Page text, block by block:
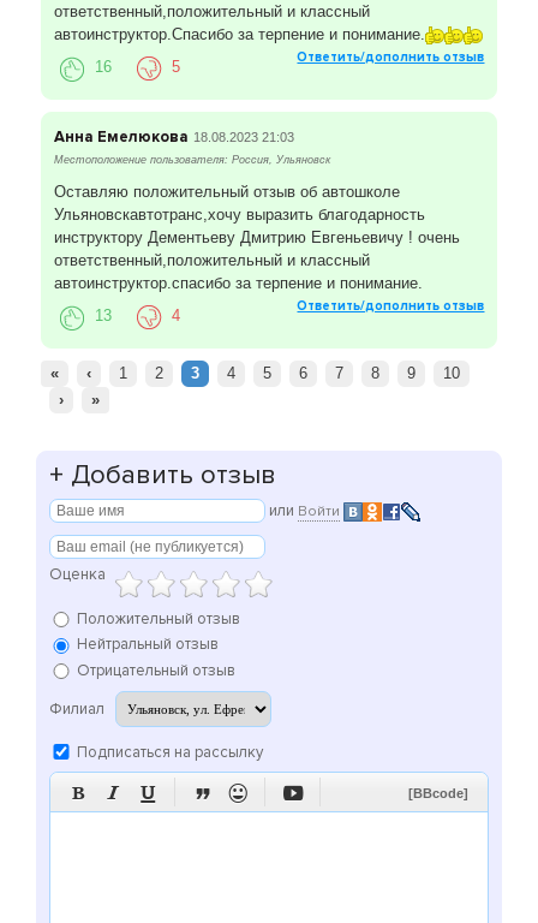
ответственный,положительный и классный
автоинструктор.Спасибо за терпение и понимание.
Ответить/дополнить отзыв
16 5
Анна Емелюкова 18.08.2023 21:03
Местоположение пользователя: Россия, Ульяновск
Оставляю положительный отзыв об автошколе
Ульяновскавтотранс,хочу выразить благодарность
инструктору Дементьеву Дмитрию Евгеньевичу ! очень
ответственный,положительный и классный
автоинструктор.спасибо за терпение и понимание.
Ответить/дополнить отзыв
13 4
« ‹ 1 2 3 4 5 6 7 8 9
10
›
»
+ Добавить отзыв
или Войти
Оценка
Положительный отзыв
Нейтральный отзыв
Отрицательный отзыв
Филиал
Подписаться на рассылку
      [BBcode]